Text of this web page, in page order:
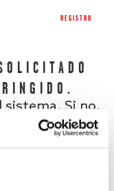
REGISTRO
sistema. Si no,